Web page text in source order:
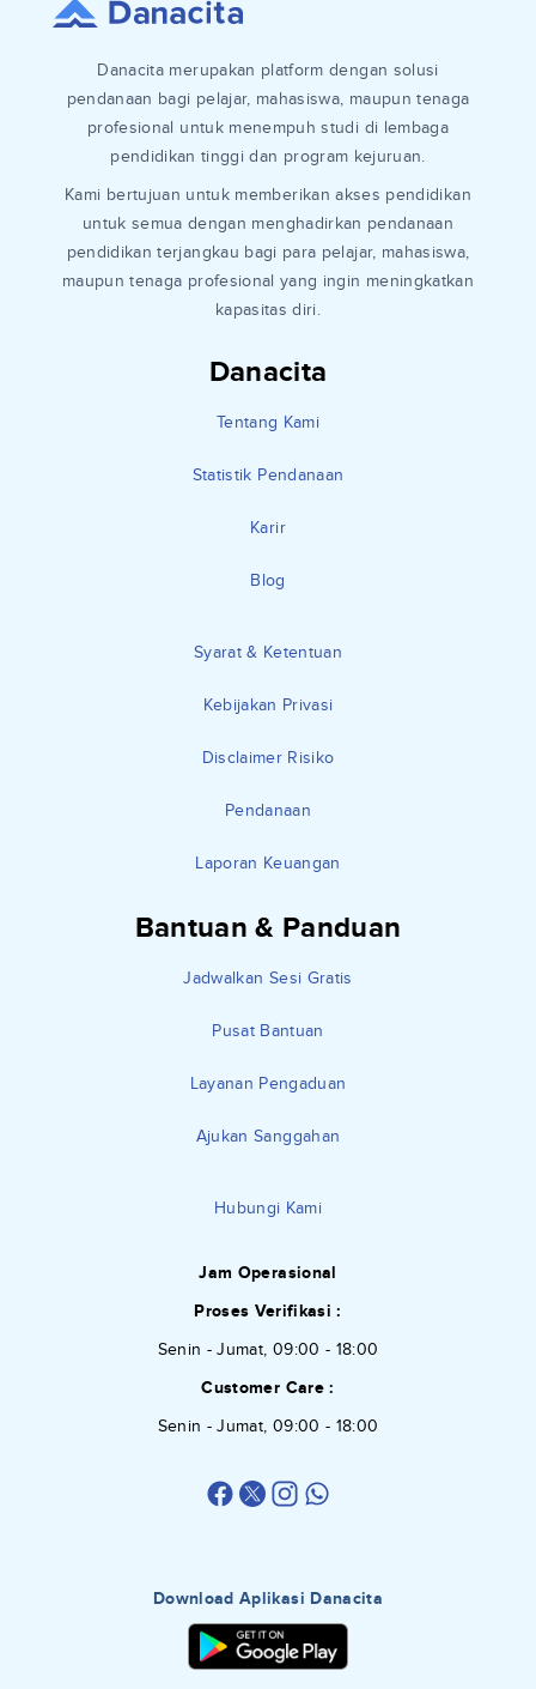
Danacita
Tentang Kami
Statistik Pendanaan
Karir
Blog
Syarat & Ketentuan
Kebijakan Privasi
Disclaimer Risiko
Pendanaan
Laporan Keuangan
Bantuan & Panduan
Jadwalkan Sesi Gratis
Pusat Bantuan
Layanan Pengaduan
Ajukan Sanggahan
Hubungi Kami
Jam Operasional
Proses Verifikasi :
Senin - Jumat, 09:00 - 18:00
Customer Care :
Senin - Jumat, 09:00 - 18:00
Danacita merupakan platform dengan solusi
pendanaan bagi pelajar, mahasiswa, maupun tenaga
profesional untuk menempuh studi di lembaga
pendidikan tinggi dan program kejuruan.
Kami bertujuan untuk memberikan akses pendidikan
untuk semua dengan menghadirkan pendanaan
pendidikan terjangkau bagi para pelajar, mahasiswa,
maupun tenaga profesional yang ingin meningkatkan
kapasitas diri.
Download Aplikasi Danacita